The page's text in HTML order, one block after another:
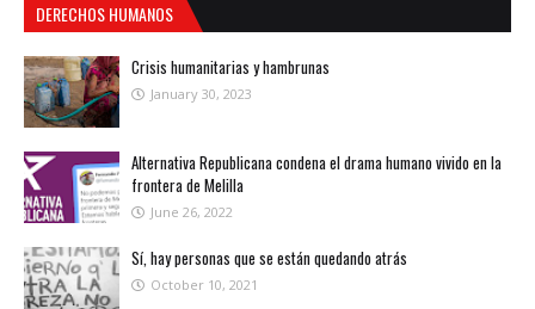
DERECHOS HUMANOS
Crisis humanitarias y hambrunas
January 30, 2023
Alternativa Republicana condena el drama humano vivido en la
frontera de Melilla
June 26, 2022
Sí, hay personas que se están quedando atrás
October 10, 2021